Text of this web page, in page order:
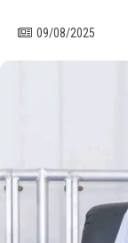
09/08/2025